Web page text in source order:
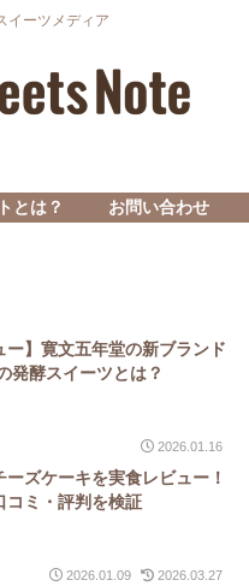
イーツメディア
とは？ お問い合わせ
ー】寛文五年堂の新ブランド
発酵スイーツとは？
2026.01.16
ーズケーキを実食レビュー！
コミ・評判を検証
2026.01.09 2026.03.27